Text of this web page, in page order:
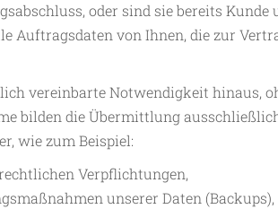
oder sind sie bereits Kunde
Auftragsdaten von Ihnen, die zur
vereinbarte Notwendigkeit hinaus,
bilden die Übermittlung
wie zum Beispiel:
Verpflichtungen,
unserer Daten (Backups),